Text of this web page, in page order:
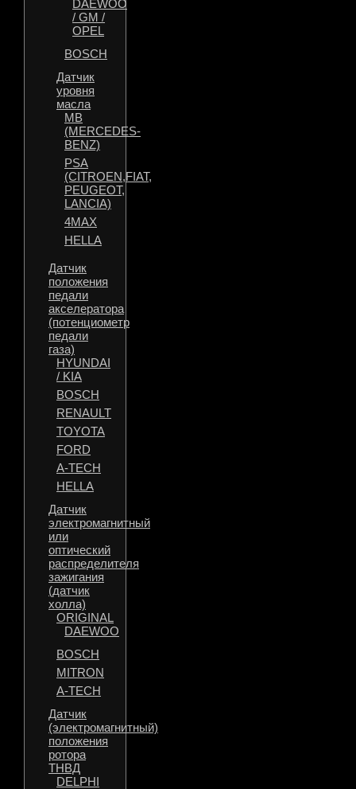
DAEWOO
/ GM /
OPEL
BOSCH
Датчик
уровня
масла
MB
(MERCEDES-
BENZ)
PSA
(CITROEN,FIAT,
PEUGEOT,
LANCIA)
4MAX
HELLA
Датчик
положения
педали
акселератора
(потенциометр
педали
газа)
HYUNDAI
/ KIA
BOSCH
RENAULT
TOYOTA
FORD
A-TECH
HELLA
Датчик
электромагнитный
или
оптический
распределителя
зажигания
(датчик
холла)
ORIGINAL
DAEWOO
BOSCH
MITRON
A-TECH
Датчик
(электромагнитный)
положения
ротора
ТНВД
DELPHI